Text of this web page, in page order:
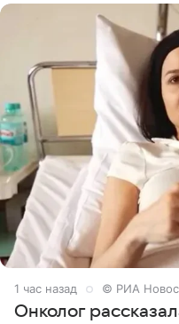
1 час назад © РИА
Онколог